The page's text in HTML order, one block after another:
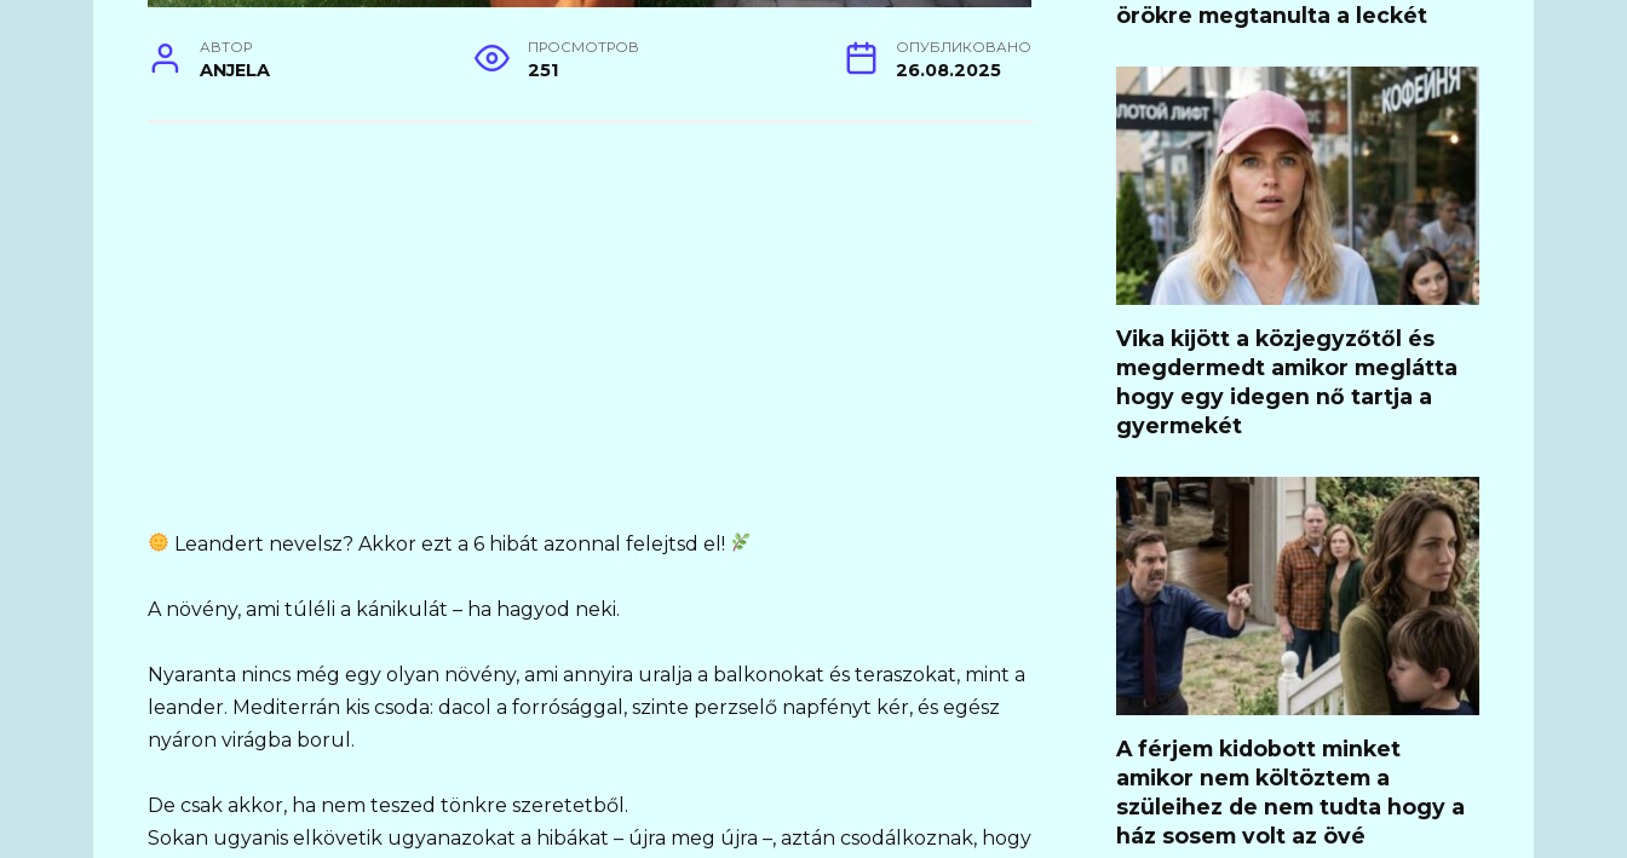
АВТОР
ANJELA
ПРОСМОТРОВ
251
ОПУБЛИКОВАНО
26.08.2025
Leandert nevelsz? Akkor ezt a 6 hibát azonnal felejtsd el!
A növény, ami túléli a kánikulát – ha hagyod neki.
Nyaranta nincs még egy olyan növény, ami annyira uralja a balkonokat és teraszokat, mint a
leander. Mediterrán kis csoda: dacol a forrósággal, szinte perzselő napfényt kér, és egész
nyáron virágba borul.
De csak akkor, ha nem teszed tönkre szeretetből.
Sokan ugyanis elkövetik ugyanazokat a hibákat – újra meg újra –, aztán csodálkoznak, hogy
örökre megtanulta a leckét
Vika kijött a közjegyzőtől és
megdermedt amikor meglátta
hogy egy idegen nő tartja a
gyermekét
A férjem kidobott minket
amikor nem költöztem a
szüleihez de nem tudta hogy a
ház sosem volt az övé